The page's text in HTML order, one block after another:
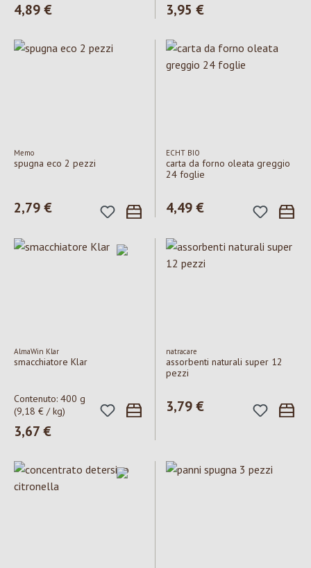
Prezzo normale:
4,89 € Prezzo normale:
3,95 €
Memo
spugna eco 2 pezzi
Prezzo normale:
2,79 €
ECHT BIO
carta da forno oleata greggio
24 foglie
Prezzo normale:
4,49 €
AlmaWin Klar
smacchiatore Klar
Contenuto: 400 g
(9,18 € / kg)
Prezzo normale:
3,67 €
natracare
assorbenti naturali super 12
pezzi
Prezzo normale:
3,79 €